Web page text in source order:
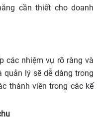
cần thiết cho doanh
các nhiệm vụ rõ ràng và
quản lý sẽ dễ dàng trong
thành viên trong các kế